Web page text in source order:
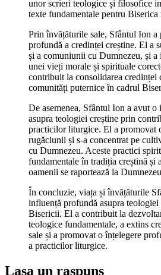
unor scrieri teologice și filosofice
texte fundamentale pentru Biserica
Prin învățăturile sale, Sfântul Ion a
profundă a credinței creștine. El a
și a comuniunii cu Dumnezeu, și a
unei vieți morale și spirituale
contribuit la consolidarea credinței
comunități puternice în cadrul
De asemenea, Sfântul Ion a avut
asupra teologiei creștine prin
practicilor liturgice. El a promovat
rugăciunii și s-a concentrat pe
cu Dumnezeu. Aceste practici
fundamentale în tradiția creștină și
oamenii se raportează la
În concluzie, viața și învățăturile
influență profundă asupra
Bisericii. El a contribuit la
teologice fundamentale, a extins
sale și a promovat o înțelegere
a practicilor liturgice.
Lasa un raspuns